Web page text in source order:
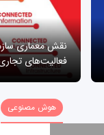
نقش معماری
فعالیت‌های
هوش مصنوعی